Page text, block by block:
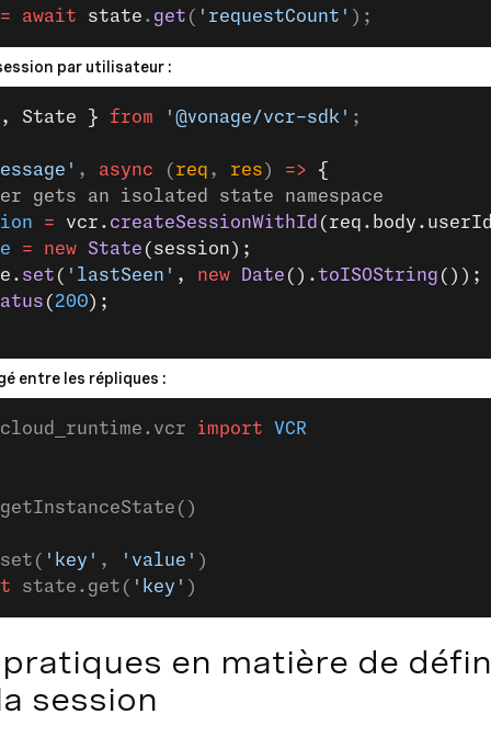
await state . get ( 'requestCount' );
par utilisateur :
State } from '@vonage/vcr-sdk' ;
, async ( req , res ) => {
gets an isolated state namespace
= vcr. createSessionWithId
= new State (session);
set ( 'lastSeen' , new Date ().toISOString ());
( 200);
entre les répliques :
import VCR
'key' , 'value' )
state.get( 'key' )
en matière de
session